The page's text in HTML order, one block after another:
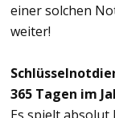
einer solchen
weiter!
365 Tagen im